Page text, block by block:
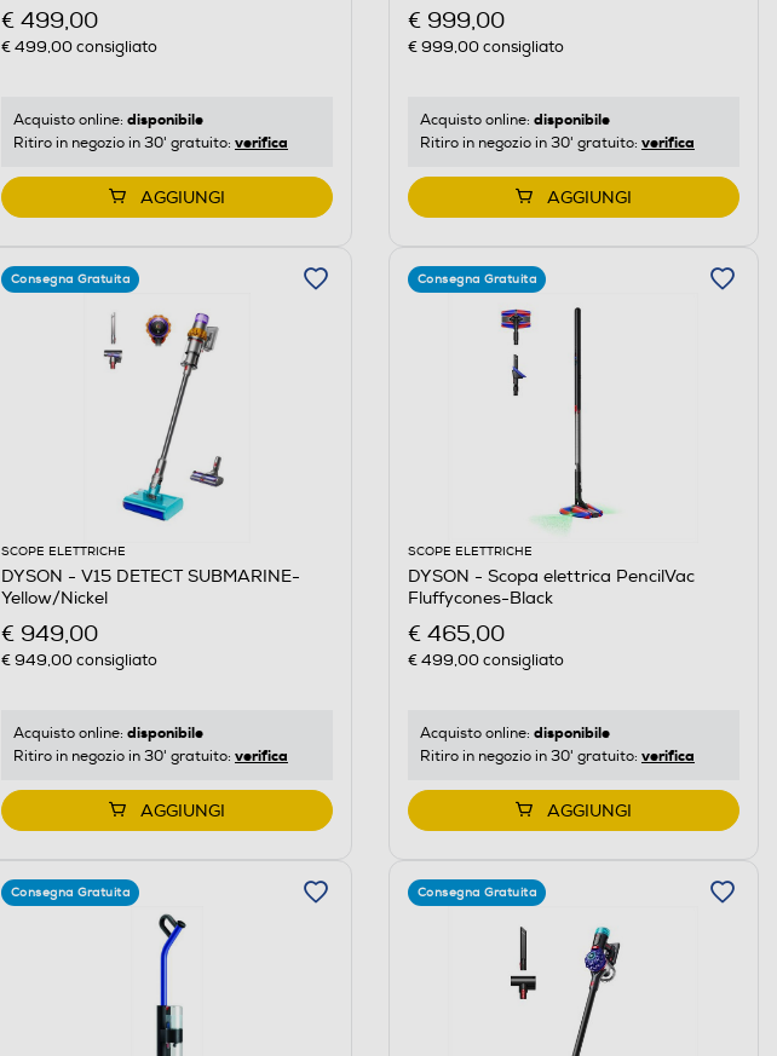
€ 499,00
€ 499,00consigliato
Acquisto online: disponibile
Ritiro in negozio in 30' gratuito: verifica
AGGIUNGI
€ 999,00
€ 999,00consigliato
Acquisto online: disponibile
Ritiro in negozio in 30' gratuito: verifica
AGGIUNGI
Consegna Gratuita
SCOPE ELETTRICHE
DYSON - V15 DETECT SUBMARINE-
Yellow/Nickel
€ 949,00
€ 949,00consigliato
Acquisto online: disponibile
Ritiro in negozio in 30' gratuito: verifica
AGGIUNGI
Consegna Gratuita
SCOPE ELETTRICHE
DYSON - Scopa elettrica PencilVac
Fluffycones-Black
€ 465,00
€ 499,00consigliato
Acquisto online: disponibile
Ritiro in negozio in 30' gratuito: verifica
AGGIUNGI
Consegna Gratuita Consegna Gratuita